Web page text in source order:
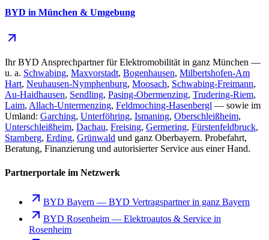
BYD in München & Umgebung
Ihr BYD Ansprechpartner für Elektromobilität in ganz München —
u. a. Schwabing, Maxvorstadt, Bogenhausen, Milbertshofen-Am
Hart, Neuhausen-Nymphenburg, Moosach, Schwabing-Freimann,
Au-Haidhausen, Sendling, Pasing-Obermenzing, Trudering-Riem,
Laim, Allach-Untermenzing, Feldmoching-Hasenbergl — sowie im
Umland: Garching, Unterföhring, Ismaning, Oberschleißheim,
Unterschleißheim, Dachau, Freising, Germering, Fürstenfeldbruck,
Starnberg, Erding, Grünwald und ganz Oberbayern. Probefahrt,
Beratung, Finanzierung und autorisierter Service aus einer Hand.
Partnerportale im Netzwerk
BYD Bayern — BYD Vertragspartner in ganz Bayern
BYD Rosenheim — Elektroautos & Service in
Rosenheim